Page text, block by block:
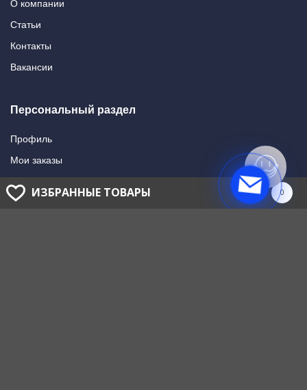
О компании
Статьи
Контакты
Вакансии
Персональный раздел
Профиль
Мои заказы
Мои подписки
Написать в поддержку
ИЗБРАННЫЕ ТОВАРЫ 0